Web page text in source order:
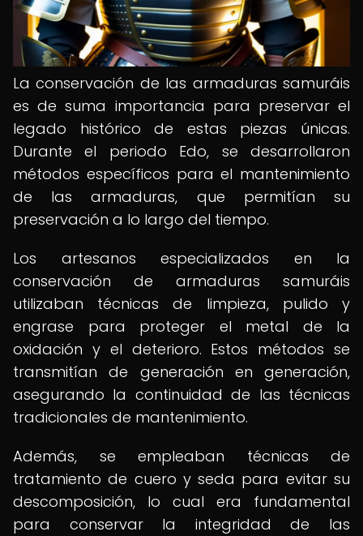
La conservación de las armaduras samuráis
es de suma importancia para preservar el
legado histórico de estas piezas únicas.
Durante el periodo Edo, se desarrollaron
métodos específicos para el mantenimiento
de las armaduras, que permitían su
preservación a lo largo del tiempo.
Los artesanos especializados en la
conservación de armaduras samuráis
utilizaban técnicas de limpieza, pulido y
engrase para proteger el metal de la
oxidación y el deterioro. Estos métodos se
transmitían de generación en generación,
asegurando la continuidad de las técnicas
tradicionales de mantenimiento.
Además, se empleaban técnicas de
tratamiento de cuero y seda para evitar su
descomposición, lo cual era fundamental
para conservar la integridad de las